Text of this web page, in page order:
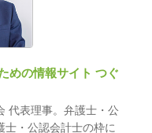
めの情報サイト つぐ
代表理事。弁護士・公
・公認会計士の枠に